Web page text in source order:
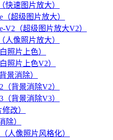
快速图片放大）
（超级图片放大）
V2（超级图片放大V2）
人像照片放大）
照片上色）
照片上色V2）
景消除）
（背景消除V2）
（背景消除V3）
改）
除）
人像照片风格化）